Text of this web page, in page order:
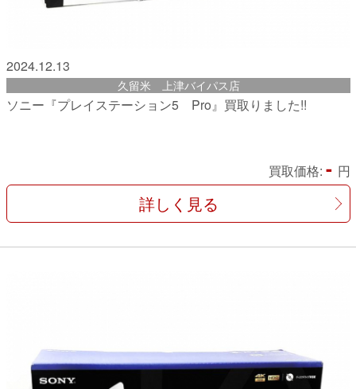
2024.12.13
久留米 上津バイパス店
ソニー『プレイステーション5 Pro』買取りました!!
買取価格: - 円
詳しく見る